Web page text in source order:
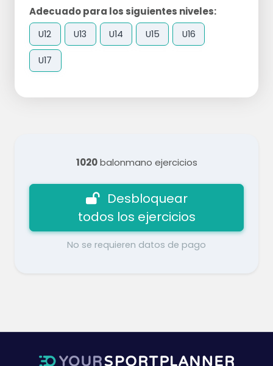
Adecuado para los siguientes niveles:
U12 U13 U14 U15 U16
U17
1020balonmano ejercicios
Desbloquear
todos los ejercicios
No se requieren datos de pago